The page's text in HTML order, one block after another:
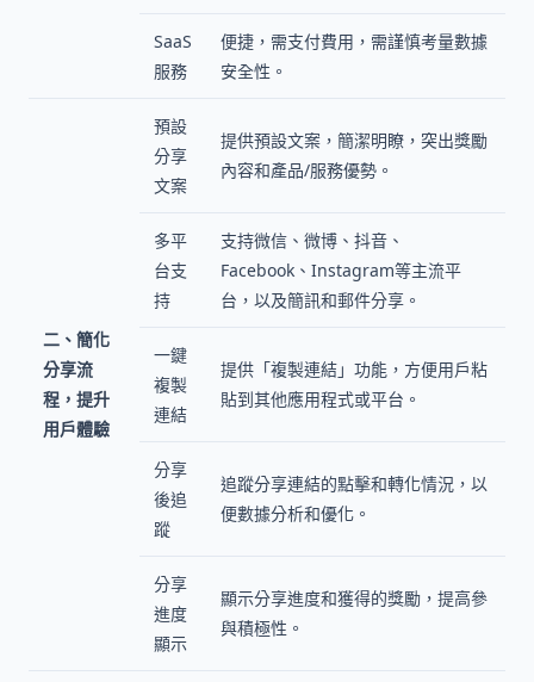
SaaS
服務
便捷，需支付費用，需謹慎考量數據
安全性。
二、簡化
分享流
程，提升
用戶體驗
預設
分享
文案
提供預設文案，簡潔明瞭，突出獎勵
內容和產品/服務優勢。
多平
台支
持
支持微信、微博、抖音、
Facebook、Instagram等主流平
台，以及簡訊和郵件分享。
一鍵
複製
連結
提供「複製連結」功能，方便用戶粘
貼到其他應用程式或平台。
分享
後追
蹤
追蹤分享連結的點擊和轉化情況，以
便數據分析和優化。
分享
進度
顯示
顯示分享進度和獲得的獎勵，提高參
與積極性。